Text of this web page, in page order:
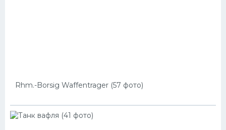
Rhm.-Borsig Waffentrager (57 фото)